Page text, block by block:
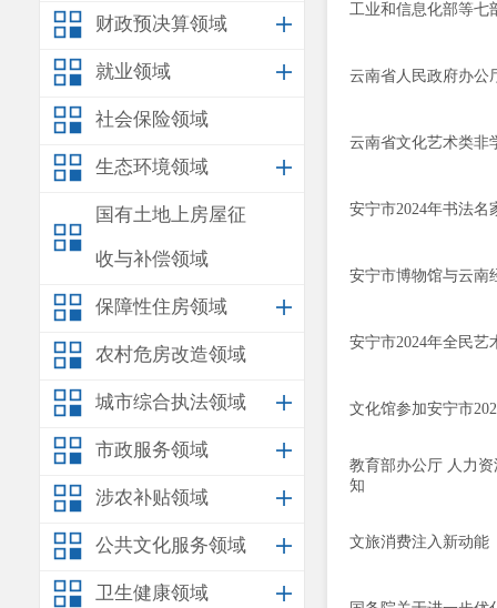
财政预决算领域
就业领域
社会保险领域
生态环境领域
国有土地上房屋征
收与补偿领域
保障性住房领域
农村危房改造领域
城市综合执法领域
市政服务领域
涉农补贴领域
公共文化服务领域
卫生健康领域
工业和信息化部等七
云南省人民政府办公
云南省文化艺术类非
安宁市2024年书法名
安宁市博物馆与云南
安宁市2024年全民艺
文化馆参加安宁市
教育部办公厅 人力
知
文旅消费注入新动能